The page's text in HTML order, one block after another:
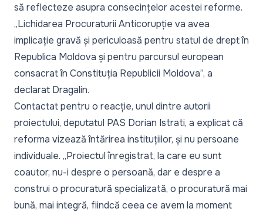
să reflecteze asupra consecințelor acestei reforme.
„Lichidarea Procuraturii Anticorupție va avea
implicație gravă și periculoasă pentru statul de drept în
Republica Moldova și pentru parcursul european
consacrat în Constituția Republicii Moldova”, a
declarat Dragalin.
Contactat pentru o reacție, unul dintre autorii
proiectului, deputatul PAS Dorian Istrati, a explicat că
reforma vizează întărirea instituțiilor, și nu persoane
individuale. „Proiectul înregistrat, la care eu sunt
coautor, nu-i despre o persoană, dar e despre a
construi o procuratură specializată, o procuratură mai
bună, mai integră, fiindcă ceea ce avem la moment